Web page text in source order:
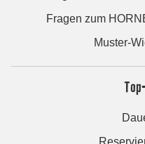
Fragen zum
Muster-